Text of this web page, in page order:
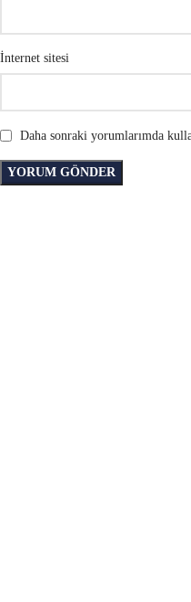
İnternet sitesi
Daha sonraki yorumlarımda